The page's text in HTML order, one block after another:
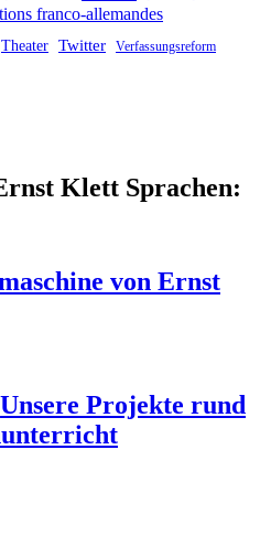
franco-allemandes
Theater Twitter Verfassungsreform
Klett Sprachen:
von Ernst
Unsere Projekte rund